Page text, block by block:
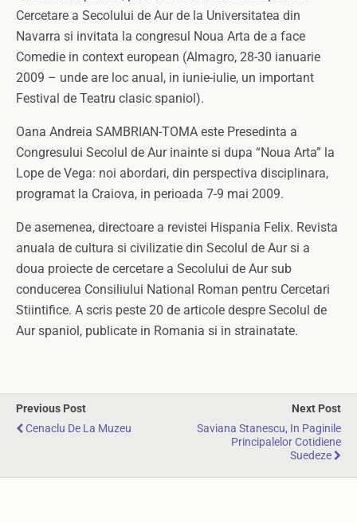
Cercetare a Secolului de Aur de la Universitatea din
Navarra si invitata la congresul Noua Arta de a face
Comedie in context european (Almagro, 28-30 ianuarie
2009 – unde are loc anual, in iunie-iulie, un important
Festival de Teatru clasic spaniol).
Oana Andreia SAMBRIAN-TOMA este Presedinta a
Congresului Secolul de Aur inainte si dupa “Noua Arta” la
Lope de Vega: noi abordari, din perspectiva disciplinara,
programat la Craiova, in perioada 7-9 mai 2009.
De asemenea, directoare a revistei Hispania Felix. Revista
anuala de cultura si civilizatie din Secolul de Aur si a
doua proiecte de cercetare a Secolului de Aur sub
conducerea Consiliului National Roman pentru Cercetari
Stiintifice. A scris peste 20 de articole despre Secolul de
Aur spaniol, publicate in Romania si in strainatate.
Previous Post
Cenaclu De La Muzeu
Next Post
Saviana Stanescu, In Paginile
Principalelor Cotidiene
Suedeze